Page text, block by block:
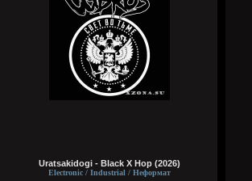
Uratsakidogi - Black X Hop (2026)
Electronic / Industrial / Неформат